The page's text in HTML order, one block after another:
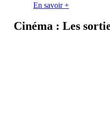
En savoir +
Cinéma : Les